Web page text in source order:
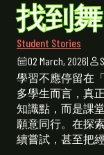
找到
Student Stories
02 March, 2026|
學習不應停留在
多學生而言，真
知識點，而是課
願意同行。在探
續嘗試，甚至把